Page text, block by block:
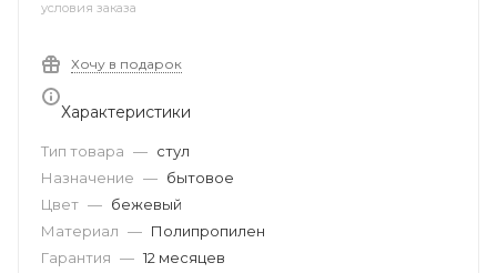
условия заказа
Хочу в подарок
Характеристики
Тип товара — стул
Назначение — бытовое
Цвет — бежевый
Материал — Полипропилен
Гарантия — 12 месяцев